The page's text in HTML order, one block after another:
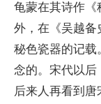
龟蒙在其诗作《
外，在《吴越备
秘色瓷器的记载
念的。宋代以后
后来人再看到